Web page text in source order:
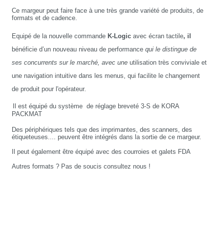
Ce margeur peut faire face à une très grande variété de produits, de
formats et de cadence.
Equipé de la nouvelle commande K-Logic avec écran tactile, il
bénéficie d’un nouveau niveau de performance qui le distingue de
ses concurrents sur le marché, avec une utilisation très conviviale et
une navigation intuitive dans les menus, qui facilite le changement
de produit pour l'opérateur
Il est équipé du système de réglage breveté 3-S de KORA
PACKMAT
Des périphériques tels que des imprimantes, des scanners, des
étiqueteuses.... peuvent être intégrés dans la sortie de ce margeur.
Il peut également être équipé avec des courroies et galets FDA
Autres formats ? Pas de soucis consultez nous !